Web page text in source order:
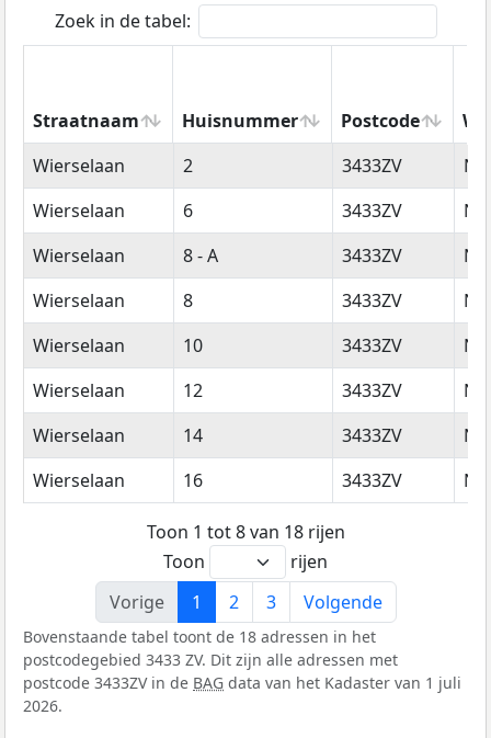
Zoek in de tabel:
Straatnaam Huisnummer Postcode
Straatnaam
Huisnummer Postcode
Wierselaan 2 3433ZV
Wierselaan
6 3433ZV
Wierselaan
8 - A 3433ZV
Wierselaan
8 3433ZV
Wierselaan
10 3433ZV
Wierselaan
12 3433ZV
Wierselaan
14 3433ZV
Wierselaan
16 3433ZV
Toon 1 tot 8 van 18 rijen
Toon
rijen
Vorige
1 2 3 Volgende
Bovenstaande tabel toont de 18 adressen in het
postcodegebied 3433 ZV. Dit zijn alle adressen met
postcode 3433ZV in de BAG data van het Kadaster van 1 juli
2026.